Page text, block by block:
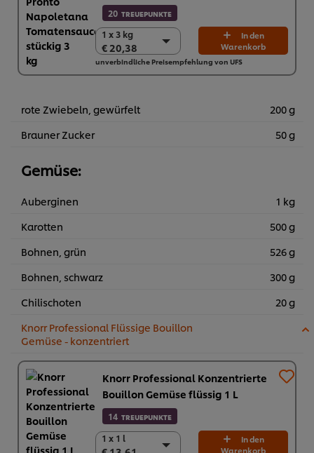
20 TREUEPUNKTE
1 x 3 kg
€ 20,38
1 x 3 kg
€ 20,38
4 x 3 kg
€ 81,52
In den
Warenkorb
unverbindliche Preisempfehlung von UFS
rote Zwiebeln, gewürfelt
200 g
Brauner Zucker
50 g
Gemüse:
Auberginen
1 kg
Karotten
500 g
Bohnen, grün
526 g
Bohnen, schwarz
300 g
Chilischoten
20 g
Knorr Professional Flüssige Bouillon
Gemüse - konzentriert
Knorr Professional Konzentrierte
Bouillon Gemüse flüssig 1 L
14 TREUEPUNKTE
1 x 1 l
1 x 1 l
In den
Warenkorb